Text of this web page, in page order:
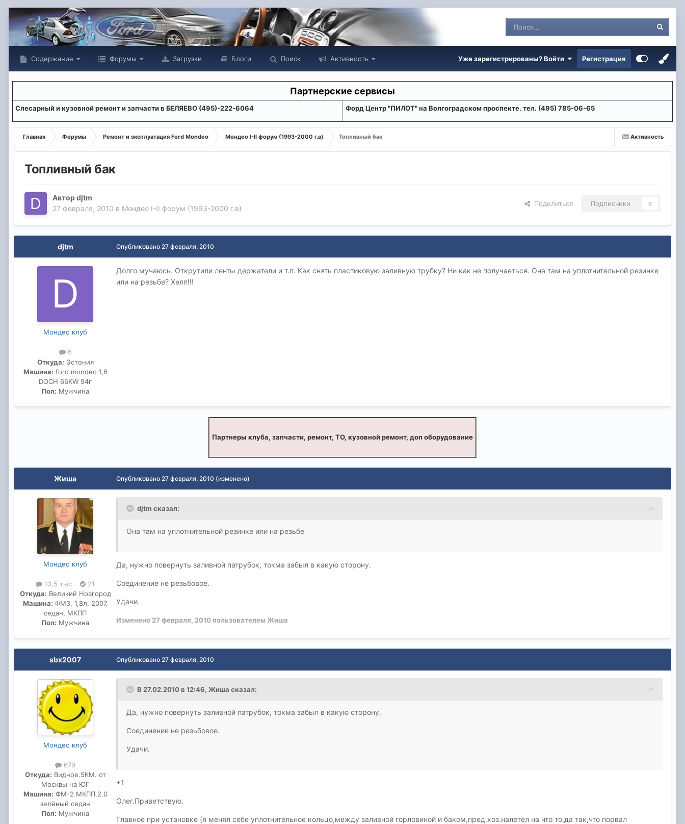
Содержание Форумы Загрузки Блоги Поиск Активность Уже зарегистрированы? Войти Регистрация
Партнерские сервисы
Слесарный и кузовной ремонт и запчасти в БЕЛЯЕВО (495)-222-6064 Форд Центр "ПИЛОТ" на Волгоградском проспекте. тел. (495) 785-06-65
Активность
Главная Форумы Ремонт и эксплуатация Ford Mondeo Мондео I-II форум (1993-2000 г.в) Топливный бак
Топливный бак
Авторdjtm
27 февраля, 2010 в Мондео I-II форум (1993-2000 г.в)
Поделиться Подписчики 0
djtm
Мондео клуб
6
Откуда: Эстония
Машина: ford mondeo 1,6
DOCH 66KW 94г
Пол: Мужчина
Опубликовано 27 февраля, 2010
Долго мучаюсь. Открутили ленты держатели и т.п. Как снять пластиковую заливную трубку? Ни как не получаеться. Она там на уплотнительной резинке
или на резьбе? Хелп!!!
Партнеры клуба, запчасти, ремонт, ТО, кузовной ремонт, доп оборудование
Жиша
Мондео клуб
13,5 тыс
21
Откуда: Великий Новгород
Машина: ФМ3, 1,8л, 2007,
седан, МКПП
Пол: Мужчина
Опубликовано 27 февраля, 2010 (изменено)
djtm сказал:
Она там на уплотнительной резинке или на резьбе
Да, нужно повернуть заливной патрубок, токма забыл в какую сторону.
Соединение не резьбовое.
Удачи.
Изменено 27 февраля, 2010 пользователем Жиша
sbx2007
Мондео клуб
679
Откуда: Видное.5КМ. от
Москвы на ЮГ
Машина: ФМ-2.МКПП.2.0
зелёный седан
Пол: Мужчина
Опубликовано 27 февраля, 2010
В 27.02.2010 в 12:46, Жиша сказал:
Да, нужно повернуть заливной патрубок, токма забыл в какую сторону.
Соединение не резьбовое.
Удачи.
+1
Олег.Приветствую.
Главное при установке (я менял себе уплотнительное кольцо,между заливной горловиной и баком,пред.хоз.налетел на что то,да так,что порвал